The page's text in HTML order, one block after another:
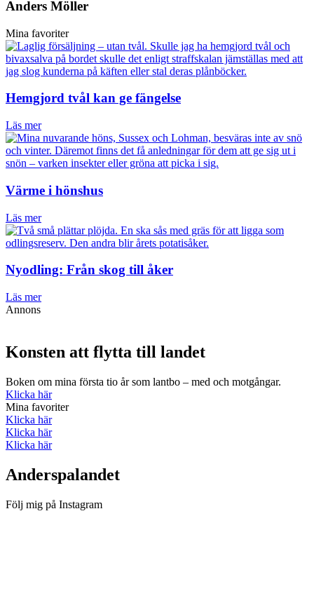
Anders Möller
Mina favoriter
Hemgjord tvål kan ge fängelse
Läs mer
Värme i hönshus
Läs mer
Nyodling: Från skog till åker
Läs mer
Annons
Konsten att flytta till landet
Boken om mina första tio år som lantbo – med och motgångar.
Klicka här
Mina favoriter
Klicka här
Klicka här
Klicka här
Anderspalandet
Följ mig på Instagram